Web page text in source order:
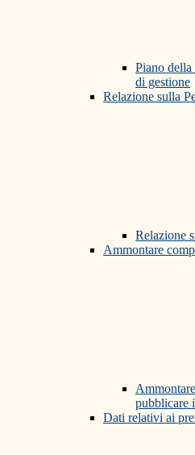
Piano della
di gestione
Relazione sulla
Relazione
Ammontare
pubblicare
Dati relativi ai